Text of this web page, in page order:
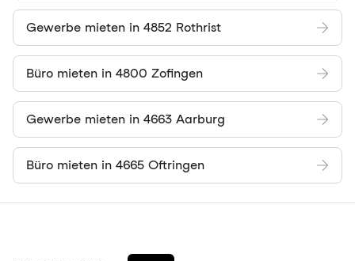
Gewerbe mieten in 4852 Rothrist
Büro mieten in 4800 Zofingen
Gewerbe mieten in 4663 Aarburg
Büro mieten in 4665 Oftringen